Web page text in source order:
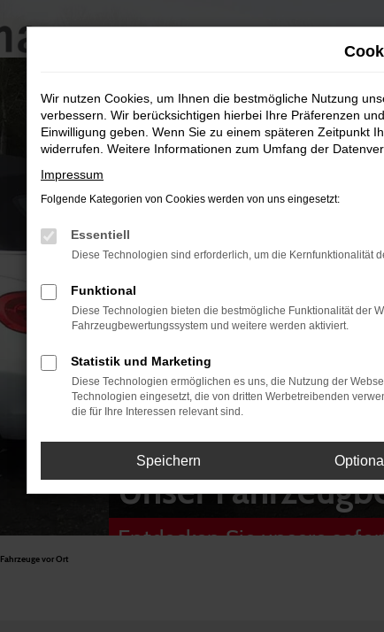
Unser
Entdecken Sie unsere
Fahrzeuge vor Ort
Wir nutzen Cookies, um Ihnen die bestmögliche Nutzung
verbessern. Wir berücksichtigen hierbei Ihre Präferenzen
Einwilligung geben. Wenn Sie zu einem späteren Zeitpunkt
widerrufen. Weitere Informationen zum Umfang der
Impressum
Folgende Kategorien von Cookies werden von uns eingesetzt:
Essentiell
Diese Technologien sind erforderlich, um die Kernfunktionalität
Funktional
Diese Technologien bieten die bestmögliche Funktionalität der
Fahrzeugbewertungssystem und weitere werden aktiviert.
Statistik und Marketing
Diese Technologien ermöglichen es uns, die Nutzung der
Technologien eingesetzt, die von dritten Werbetreibenden
die für Ihre Interessen relevant sind.
Speichern